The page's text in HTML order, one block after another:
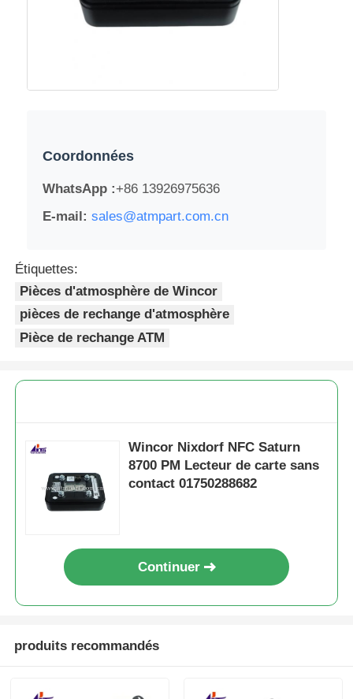
Coordonnées
WhatsApp :+86 13926975636
E-mail: sales@atmpart.com.cn
Étiquettes:
Pièces d'atmosphère de Wincor
pièces de rechange d'atmosphère
Pièce de rechange ATM
Wincor Nixdorf NFC Saturn
8700 PM Lecteur de carte sans
contact 01750288682
Continuer
produits recommandés